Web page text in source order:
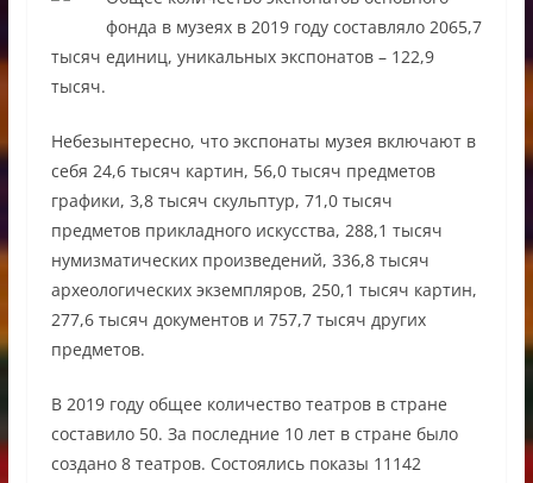
фонда в музеях в 2019 году составляло 2065,7
тысяч единиц, уникальных экспонатов – 122,9
тысяч.
Небезынтересно, что экспонаты музея включают в
себя 24,6 тысяч картин, 56,0 тысяч предметов
графики, 3,8 тысяч скульптур, 71,0 тысяч
предметов прикладного искусства, 288,1 тысяч
нумизматических произведений, 336,8 тысяч
археологических экземпляров, 250,1 тысяч картин,
277,6 тысяч документов и 757,7 тысяч других
предметов.
В 2019 году общее количество театров в стране
составило 50. За последние 10 лет в стране было
создано 8 театров. Состоялись показы 11142